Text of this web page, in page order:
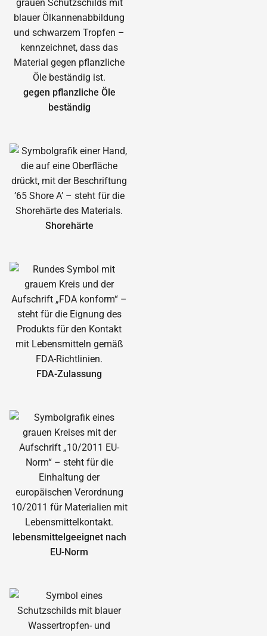
gegen pflanzliche Öle
beständig
Shorehärte
FDA-Zulassung
lebensmittelgeeignet nach
EU-Norm